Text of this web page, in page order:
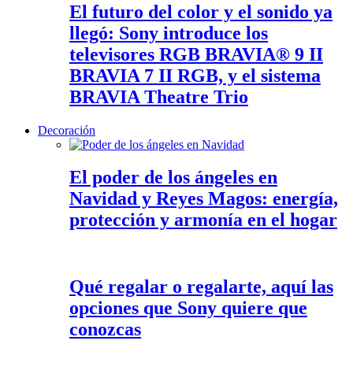
El futuro del color y el sonido ya
llegó: Sony introduce los
televisores RGB BRAVIA® 9 II
BRAVIA 7 II RGB, y el sistema
BRAVIA Theatre Trio
Decoración
El poder de los ángeles en
Navidad y Reyes Magos: energía,
protección y armonía en el hogar
Qué regalar o regalarte, aquí las
opciones que Sony quiere que
conozcas